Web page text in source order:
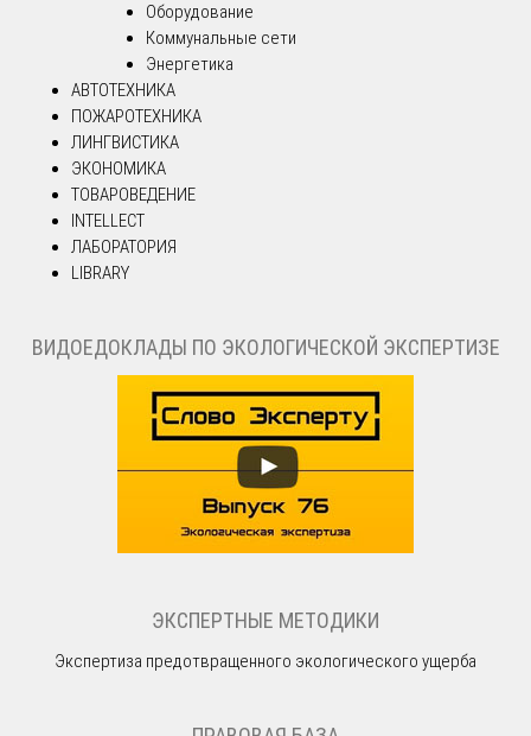
Оборудование
Коммунальные сети
Энергетика
АВТОТЕХНИКА
ПОЖАРОТЕХНИКА
ЛИНГВИСТИКА
ЭКОНОМИКА
ТОВАРОВЕДЕНИЕ
INTELLECT
ЛАБОРАТОРИЯ
LIBRARY
ВИДОЕДОКЛАДЫ ПО ЭКОЛОГИЧЕСКОЙ ЭКСПЕРТИЗЕ
ЭКСПЕРТНЫЕ МЕТОДИКИ
Экспертиза предотвращенного экологического ущерба